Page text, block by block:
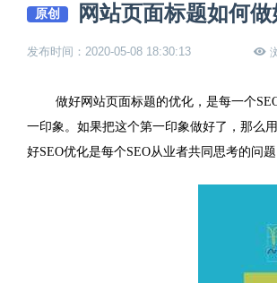
原创 网站页面标题如何
发布时间：2020-05-08 18:30:13
做好网站页面标题的优化，是每一个
一印象。如果把这个第一印象做好了，那么
好SEO优化是每个SEO从业者共同思考的问